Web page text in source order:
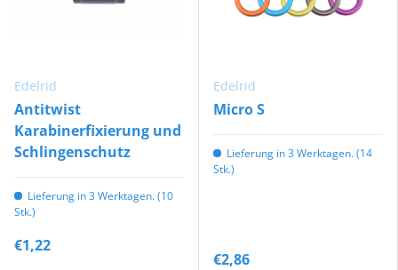
Edelrid
Antitwist
Karabinerfixierung und
Schlingenschutz
Lieferung in 3 Werktagen. (10
Stk.)
€1,22
Edelrid
Micro S
Lieferung in 3 Werktagen. (14
Stk.)
€2,86